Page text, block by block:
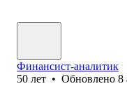
Финансист-аналитик
50 лет • Обновлено 8